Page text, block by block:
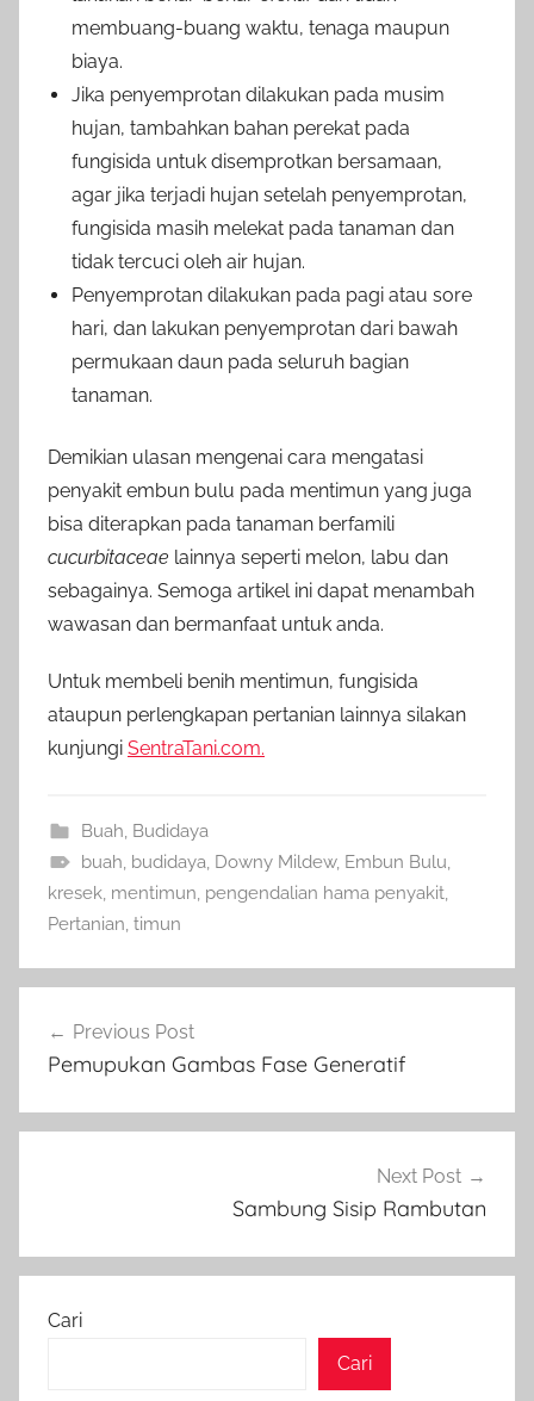
membuang-buang waktu, tenaga maupun
biaya.
Jika penyemprotan dilakukan pada musim
hujan, tambahkan bahan perekat pada
fungisida untuk disemprotkan bersamaan,
agar jika terjadi hujan setelah penyemprotan,
fungisida masih melekat pada tanaman dan
tidak tercuci oleh air hujan.
Penyemprotan dilakukan pada pagi atau sore
hari, dan lakukan penyemprotan dari bawah
permukaan daun pada seluruh bagian
tanaman.
Demikian ulasan mengenai cara mengatasi
penyakit embun bulu pada mentimun yang juga
bisa diterapkan pada tanaman berfamili
cucurbitaceae lainnya seperti melon, labu dan
sebagainya. Semoga artikel ini dapat menambah
wawasan dan bermanfaat untuk anda.
Untuk membeli benih mentimun, fungisida
ataupun perlengkapan pertanian lainnya silakan
kunjungi SentraTani.com.
Buah, Budidaya
buah, budidaya, Downy Mildew, Embun Bulu,
kresek, mentimun, pengendalian hama penyakit,
Pertanian, timun
pos
Previous Post
Pemupukan Gambas Fase Generatif
Next Post
Sambung Sisip Rambutan
Cari
Cari